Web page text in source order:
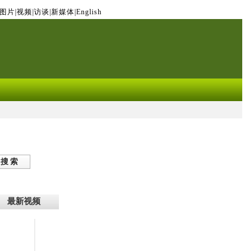
图片 视频 访谈 新媒体 English
搜 索
最新视频